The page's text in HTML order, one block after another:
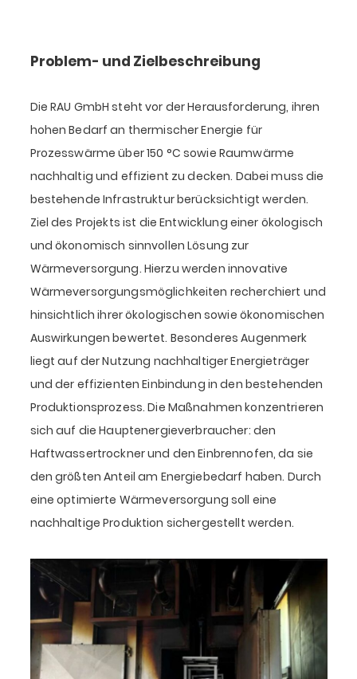
Problem- und Zielbeschreibung
Die RAU GmbH steht vor der Herausforderung, ihren
hohen Bedarf an thermischer Energie für
Prozesswärme über 150 °C sowie Raumwärme
nachhaltig und effizient zu decken. Dabei muss die
bestehende Infrastruktur berücksichtigt werden.
Ziel des Projekts ist die Entwicklung einer ökologisch
und ökonomisch sinnvollen Lösung zur
Wärmeversorgung. Hierzu werden innovative
Wärmeversorgungsmöglichkeiten recherchiert und
hinsichtlich ihrer ökologischen sowie ökonomischen
Auswirkungen bewertet. Besonderes Augenmerk
liegt auf der Nutzung nachhaltiger Energieträger
und der effizienten Einbindung in den bestehenden
Produktionsprozess. Die Maßnahmen konzentrieren
sich auf die Hauptenergieverbraucher: den
Haftwassertrockner und den Einbrennofen, da sie
den größten Anteil am Energiebedarf haben. Durch
eine optimierte Wärmeversorgung soll eine
nachhaltige Produktion sichergestellt werden.